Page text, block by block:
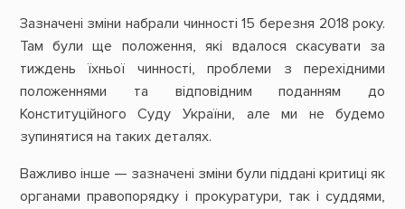
Зазначені зміни набрали чинності 15 березня 2018 року.
Там були ще положення, які вдалося скасувати за
тиждень їхньої чинності, проблеми з перехідними
положеннями та відповідним поданням до
Конституційного Суду України, але ми не будемо
зупинятися на таких деталях.
Важливо інше — зазначені зміни були піддані критиці як
органами правопорядку і прокуратури, так і суддями,